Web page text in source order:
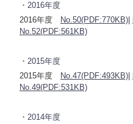
・2016年度
2016年度
No.50(PDF:770KB)
No.52(PDF:561KB)
・2015年度
2015年度
No.47(PDF:493KB)
No.49(PDF:531KB)
・2014年度